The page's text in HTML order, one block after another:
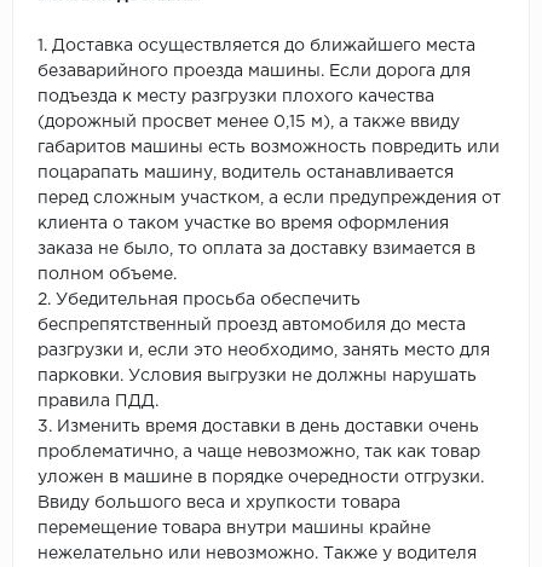
1. Доставка осуществляется до ближайшего места
безаварийного проезда машины. Если дорога для
подъезда к месту разгрузки плохого качества
(дорожный просвет менее 0,15 м), а также ввиду
габаритов машины есть возможность повредить или
поцарапать машину, водитель останавливается
перед сложным участком, а если предупреждения от
клиента о таком участке во время оформления
заказа не было, то оплата за доставку взимается в
полном объеме.
2. Убедительная просьба обеспечить
беспрепятственный проезд автомобиля до места
разгрузки и, если это необходимо, занять место для
парковки. Условия выгрузки не должны нарушать
правила ПДД.
3. Изменить время доставки в день доставки очень
проблематично, а чаще невозможно, так как товар
уложен в машине в порядке очередности отгрузки.
Ввиду большого веса и хрупкости товара
перемещение товара внутри машины крайне
нежелательно или невозможно. Также у водителя